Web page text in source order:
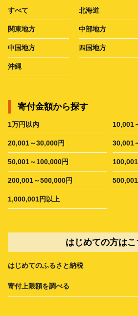
すべて 北海道
関東地方 中部地方
中国地方 四国地方
沖縄
寄付金額から探す
1万円以内 10,001
20,001～30,000円 30,001
50,001～100,000円
200,001～500,000円
1,000,001円以上
はじめての方はこ
はじめてのふるさと納税
寄付上限額を調べる